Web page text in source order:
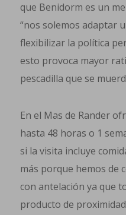
que Benidorm es un
“nos solemos adaptar
flexibilizar la política
esto provoca mayor
pescadilla que se
En el Mas de Rander
hasta 48 horas o 1
si la visita incluye
más porque hemos de
con antelación ya que
producto de